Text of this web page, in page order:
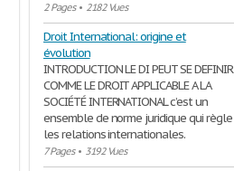
2 Pages• 2182 Vues
Droit International: origine et
évolution
INTRODUCTION LE DI PEUT SE DEFINIR
COMME LE DROIT APPLICABLE A LA
SOCIÉTÉ INTERNATIONAL c’est un
ensemble de norme juridique qui règle
les relations internationales.
7 Pages• 3192 Vues